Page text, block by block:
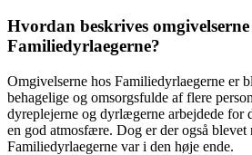
Hvordan beskrives omgivelserne
Familiedyrlaegerne?
Omgivelserne hos Familiedyrlaegerne er
behagelige og omsorgsfulde af flere
dyreplejerne og dyrlægerne arbejdede for
en god atmosfære. Dog er der også
Familiedyrlaegerne var i den høje ende.